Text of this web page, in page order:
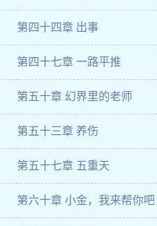
第四十四章 出事
第四十七章 一路平推
第五十章 幻界里的老师
第五十三章 养伤
第五十七章 五重天
第六十章 小金，我来帮你吧